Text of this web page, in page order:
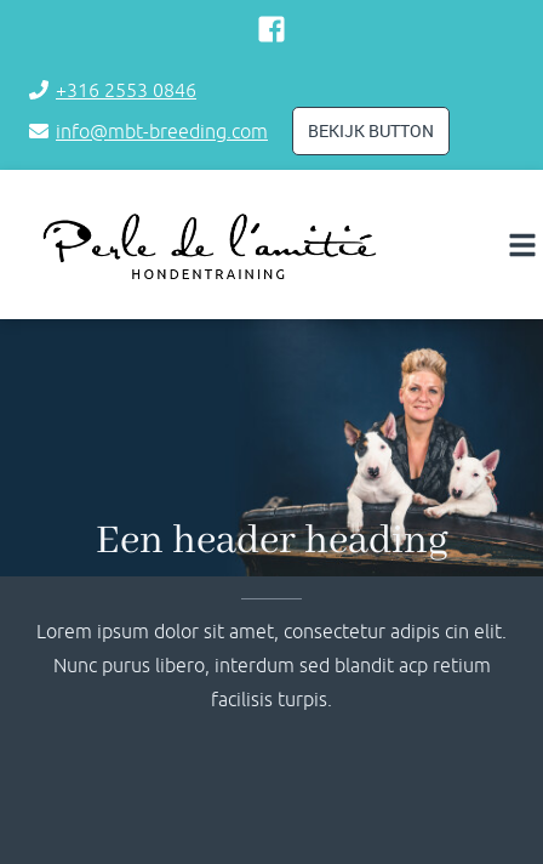
+316 2553 0846
info@mbt-breeding.com
BEKIJK BUTTON
Een header heading
Lorem ipsum dolor sit amet, consectetur adipis cin elit.
Nunc purus libero, interdum sed blandit acp retium
facilisis turpis.